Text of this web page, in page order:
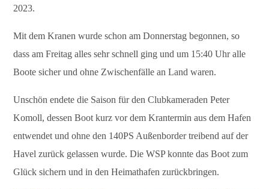
2023.
Mit dem Kranen wurde schon am Donnerstag begonnen, so
dass am Freitag alles sehr schnell ging und um 15:40 Uhr alle
Boote sicher und ohne Zwischenfälle an Land waren.
Unschön endete die Saison für den Clubkameraden Peter
Komoll, dessen Boot kurz vor dem Krantermin aus dem Hafen
entwendet und ohne den 140PS Außenborder treibend auf der
Havel zurück gelassen wurde. Die WSP konnte das Boot zum
Glück sichern und in den Heimathafen zurückbringen.